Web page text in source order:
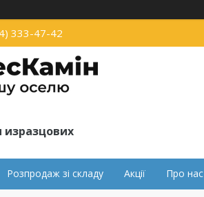
333-47-42
изразцових
Розпродаж зі складу Акції Про нас